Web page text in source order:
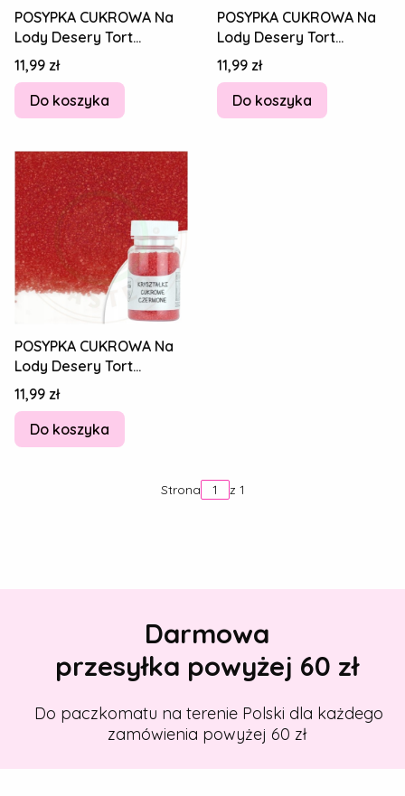
POSYPKA CUKROWA Na
Lody Desery Tort
Kryształki cukrowe -
BIAŁE PERŁOWE 50g
Cena
11,99 zł
Do koszyka
POSYPKA CUKROWA Na
Lody Desery Tort
Kryształki cukrowe -
CZARNE 50g
Cena
11,99 zł
Do koszyka
POSYPKA CUKROWA Na
Lody Desery Tort
Kryształki cukrowe -
CZERWONE 50g
Cena
11,99 zł
Do koszyka
Strona z 1
Darmowa
przesyłka powyżej 60 zł
Do paczkomatu na terenie Polski dla każdego
zamówienia powyżej 60 zł